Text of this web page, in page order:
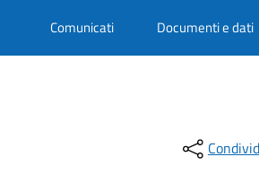
Comunicati Documenti e dati